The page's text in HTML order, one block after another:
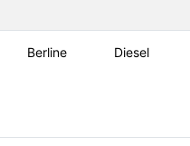
Berline Diesel